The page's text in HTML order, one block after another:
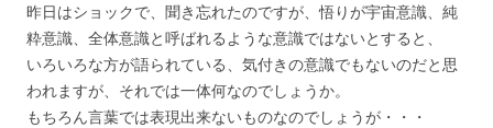
昨日はショックで、聞き忘れたのですが、悟りが宇宙意識、純
粋意識、全体意識と呼ばれるような意識ではないとすると、
いろいろな方が語られている、気付きの意識でもないのだと思
われますが、それでは一体何なのでしょうか。
もちろん言葉では表現出来ないものなのでしょうが・・・